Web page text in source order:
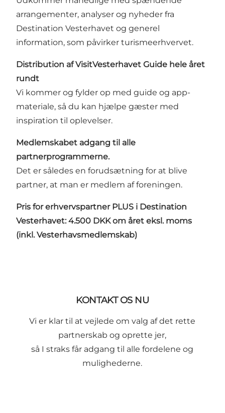
arrangementer, analyser og nyheder fra
Destination Vesterhavet og generel
information, som påvirker turismeerhvervet.
Distribution af VisitVesterhavet Guide hele året
rundt
Vi kommer og fylder op med guide og app-
materiale, så du kan hjælpe gæster med
inspiration til oplevelser.
Medlemskabet adgang til alle
partnerprogrammerne.
Det er således en forudsætning for at blive
partner, at man er medlem af foreningen.
Pris for erhvervspartner PLUS i Destination
Vesterhavet: 4.500 DKK om året eksl. moms
(inkl. Vesterhavsmedlemskab)
KONTAKT OS NU
Vi er klar til at vejlede om valg af det rette
partnerskab og oprette jer,
så I straks får adgang til alle fordelene og
mulighederne.